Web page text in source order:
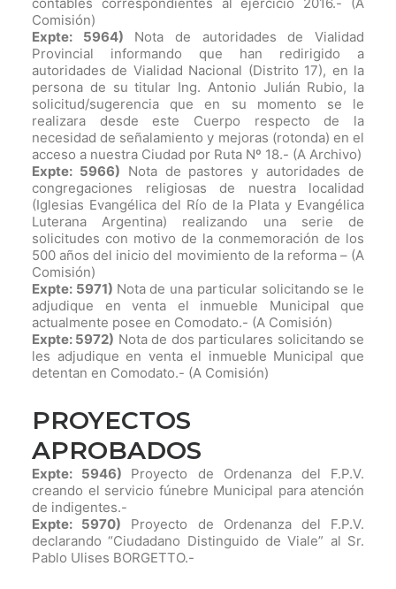
Comisión)
Expte: 5964) Nota de autoridades de Vialidad
Provincial informando que han redirigido a
autoridades de Vialidad Nacional (Distrito 17), en la
persona de su titular Ing. Antonio Julián Rubio, la
solicitud/sugerencia que en su momento se le
realizara desde este Cuerpo respecto de la
necesidad de señalamiento y mejoras (rotonda) en el
acceso a nuestra Ciudad por Ruta Nº 18.- (A Archivo)
Expte: 5966) Nota de pastores y autoridades de
congregaciones religiosas de nuestra localidad
(Iglesias Evangélica del Río de la Plata y Evangélica
Luterana Argentina) realizando una serie de
solicitudes con motivo de la conmemoración de los
500 años del inicio del movimiento de la reforma – (A
Comisión)
Expte: 5971) Nota de una particular solicitando se le
adjudique en venta el inmueble Municipal que
actualmente posee en Comodato.- (A Comisión)
Expte: 5972) Nota de dos particulares solicitando se
les adjudique en venta el inmueble Municipal que
detentan en Comodato.- (A Comisión)
PROYECTOS
APROBADOS
Expte: 5946)
Proyecto de Ordenanza del F.P.V.
creando el servicio fúnebre Municipal para atención
de indigentes.-
Expte: 5970) Proyecto de Ordenanza del F.P.V.
declarando “Ciudadano Distinguido de Viale” al Sr.
Pablo Ulises BORGETTO.-